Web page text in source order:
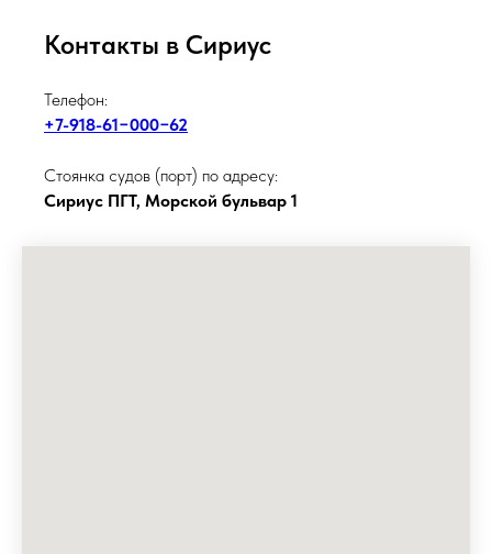
Контакты в Сириус
Телефон:
+7-918-61−000−62
Стоянка судов (порт) по адресу:
Сириус ПГТ, Морской бульвар 1